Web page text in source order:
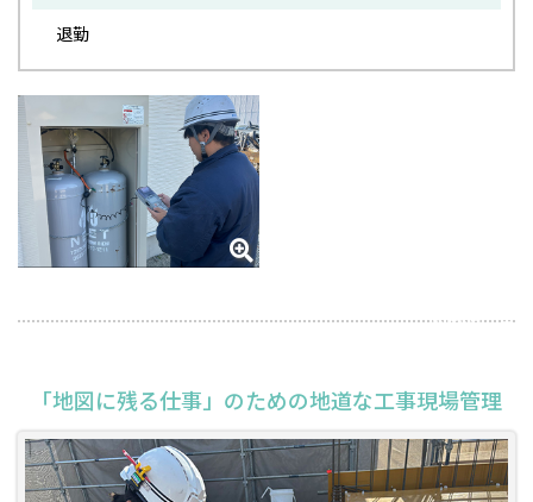
退勤
2026年6月18日
「地図に残る仕事」のための地道な工事現場管理